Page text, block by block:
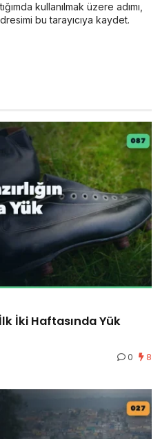
kullanılmak üzere adımı,
bu tarayıcıya kaydet.
İki Haftasında Yük
0 8